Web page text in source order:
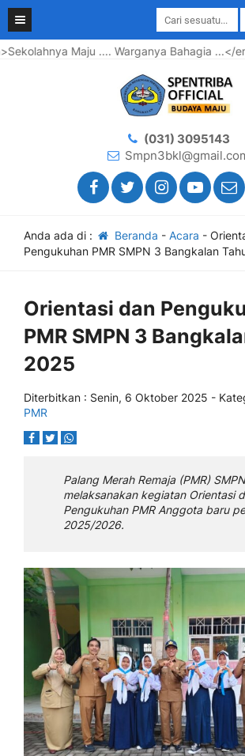
Warganya Bahagia ...</em> SPENTRIBA
(031) 3095143
Anda ada di : Beranda - Acara -
Pengukuhan PMR SMPN 3 Bangkalan
Orientasi dan
PMR SMPN 3
2025
Diterbitkan : Senin, 6 Oktober 2025 -
PMR
Palang Merah Remaja (PMR)
melaksanakan kegiatan Orientasi
Pengukuhan PMR Anggota baru
2025/2026.